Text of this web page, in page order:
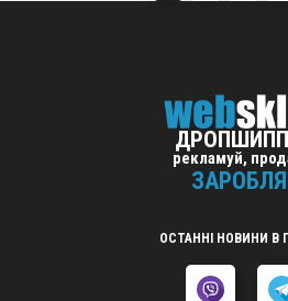
рекламуй,
ОСТАННІ НОВИНИ В